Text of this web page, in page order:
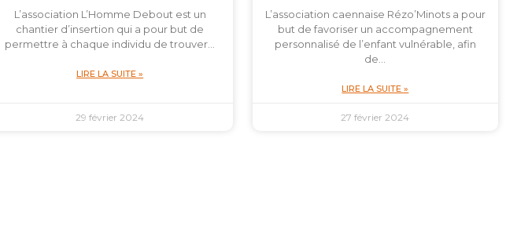
L’association L’Homme Debout est un
chantier d’insertion qui a pour but de
permettre à chaque individu de trouver…
LIRE LA SUITE »
29 février 2024
L’association caennaise Rézo’Minots a pour
but de favoriser un accompagnement
personnalisé de l’enfant vulnérable, afin
de…
LIRE LA SUITE »
27 février 2024